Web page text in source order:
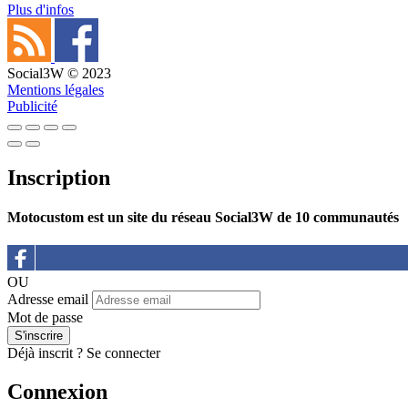
Plus d'infos
Social3W © 2023
Mentions légales
Publicité
Inscription
Motocustom est un site du réseau Social3W de 10 communautés
OU
Adresse email
Mot de passe
Déjà inscrit ? Se connecter
Connexion